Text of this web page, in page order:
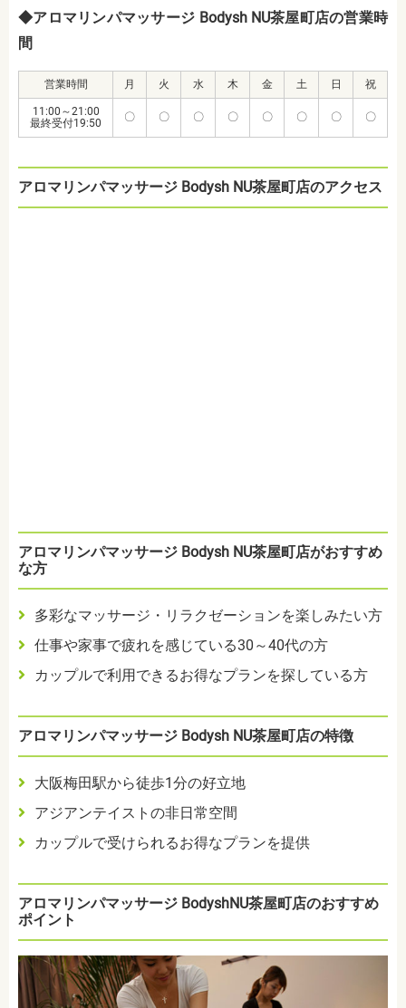
◆アロマリンパマッサージ Bodysh NU茶屋町店の営業時
間
営業時間 月 火 水 木 金 土 日 祝
11:00～21:00
最終受付19:50
〇 〇 〇 〇 〇 〇 〇 〇
アロマリンパマッサージ Bodysh NU茶屋町店のアクセス
アロマリンパマッサージ Bodysh NU茶屋町店がおすすめ
な方
多彩なマッサージ・リラクゼーションを楽しみたい方
仕事や家事で疲れを感じている30～40代の方
カップルで利用できるお得なプランを探している方
アロマリンパマッサージ Bodysh NU茶屋町店の特徴
大阪梅田駅から徒歩1分の好立地
アジアンテイストの非日常空間
カップルで受けられるお得なプランを提供
アロマリンパマッサージ BodyshNU茶屋町店のおすすめ
ポイント